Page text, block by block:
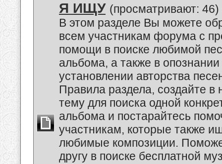
Я ИЩУ (просматривают: 46)
В этом разделе Вы можете
всем участникам форума с
помощи в поиске любимой
альбома, а также в опознании
установлении авторства
Правила раздела, создайте в
тему для поиска одной
альбома и постарайтесь
участникам, которые также
любимые композиции.
другу в поиске бесплатной